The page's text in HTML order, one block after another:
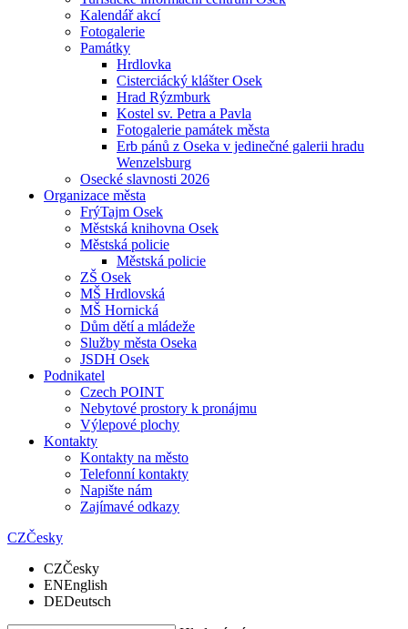
Kalendář akcí
Fotogalerie
Památky
Hrdlovka
Cisterciácký klášter Osek
Hrad Rýzmburk
Kostel sv. Petra a Pavla
Fotogalerie památek města
Erb pánů z Oseka v jedinečné galerii hradu
Wenzelsburg
Osecké slavnosti 2026
Organizace města
FrýTajm Osek
Městská knihovna Osek
Městská policie
Městská policie
ZŠ Osek
MŠ Hrdlovská
MŠ Hornická
Dům dětí a mládeže
Služby města Oseka
JSDH Osek
Podnikatel
Czech POINT
Nebytové prostory k pronájmu
Výlepové plochy
Kontakty
Kontakty na město
Telefonní kontakty
Napište nám
Zajímavé odkazy
CZČesky
CZČesky
ENEnglish
DEDeutsch